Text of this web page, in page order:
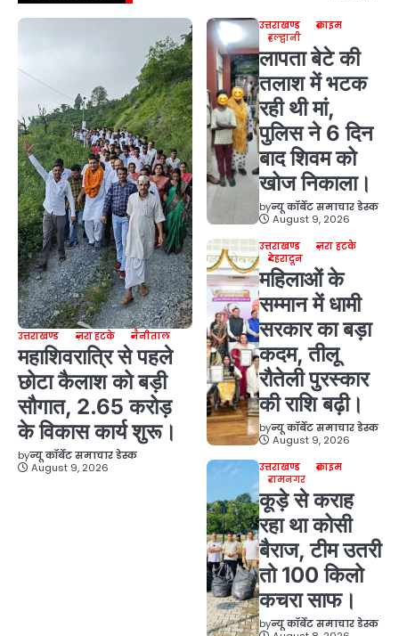
उत्तराखण्ड ज़रा हटके नैनीताल
महाशिवरात्रि से पहले
छोटा कैलाश को बड़ी
सौगात, 2.65 करोड़
के विकास कार्य शुरू।
byन्यू कॉर्बेट समाचार डेस्क
August 9, 2026
उत्तराखण्ड
क्राइम
हल्द्वानी
लापता बेटे की
तलाश में भटक
रही थी मां,
पुलिस ने 6 दिन
बाद शिवम को
खोज निकाला।
byन्यू कॉर्बेट समाचार डेस्क
August 9, 2026
उत्तराखण्ड
ज़रा हटके
देहरादून
महिलाओं के
सम्मान में धामी
सरकार का बड़ा
कदम, तीलू
रौतेली पुरस्कार
की राशि बढ़ी।
byन्यू कॉर्बेट समाचार डेस्क
August 9, 2026
उत्तराखण्ड
क्राइम
रामनगर
कूड़े से कराह
रहा था कोसी
बैराज, टीम उतरी
तो 100 किलो
कचरा साफ।
byन्यू कॉर्बेट समाचार डेस्क